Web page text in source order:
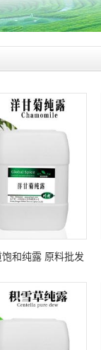
和纯露 原料批发